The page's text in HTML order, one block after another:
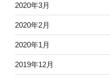
2020年3月
2020年2月
2020年1月
2019年12月